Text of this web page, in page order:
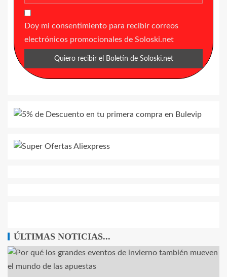
Doy mi consentimiento para recibir correos
electrónicos promocionales de Soloski.net
ÚLTIMAS NOTICIAS...